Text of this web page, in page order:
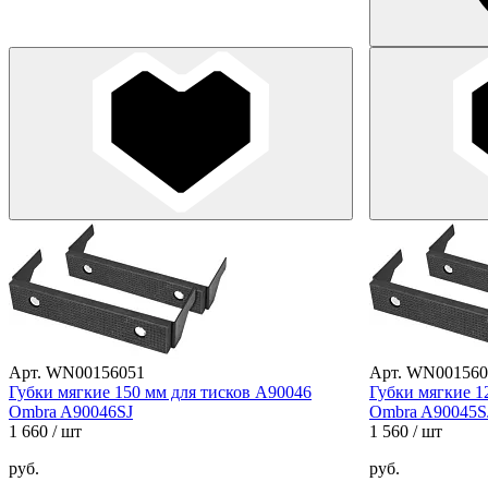
Арт. WN00156051
Губки мягкие 150 мм для тисков A90046
Ombra A90046SJ
1 660 / шт
руб.
Арт.
Губки мягкие
Ombra
1 560 / шт
руб.